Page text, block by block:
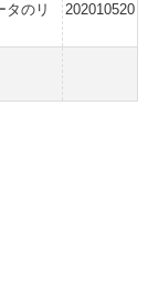
タのリ
202010520